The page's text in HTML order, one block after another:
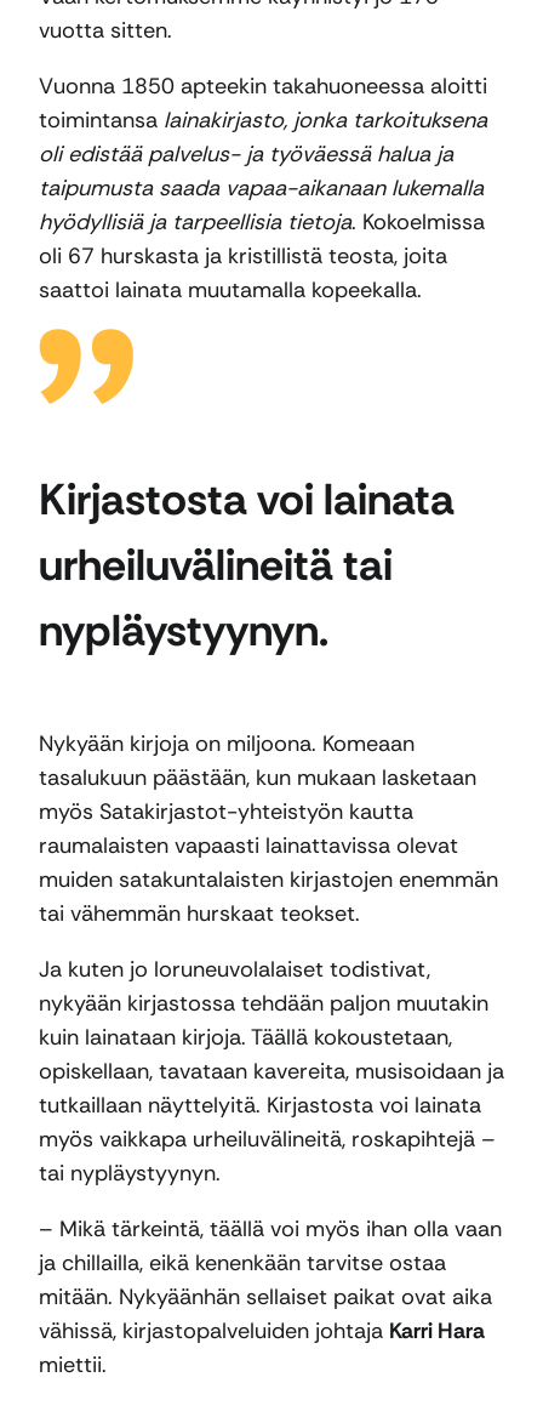
vuotta sitten.
Vuonna 1850 apteekin takahuoneessa aloitti
toimintansa lainakirjasto, jonka tarkoituksena
oli edistää palvelus- ja työväessä halua ja
taipumusta saada vapaa-aikanaan lukemalla
hyödyllisiä ja tarpeellisia tietoja. Kokoelmissa
oli 67 hurskasta ja kristillistä teosta, joita
saattoi lainata muutamalla kopeekalla.
Kirjastosta voi lainata
urheiluvälineitä tai
nypläystyynyn.
Nykyään kirjoja on miljoona. Komeaan
tasalukuun päästään, kun mukaan lasketaan
myös Satakirjastot-yhteistyön kautta
raumalaisten vapaasti lainattavissa olevat
muiden satakuntalaisten kirjastojen enemmän
tai vähemmän hurskaat teokset.
Ja kuten jo loruneuvolalaiset todistivat,
nykyään kirjastossa tehdään paljon muutakin
kuin lainataan kirjoja. Täällä kokoustetaan,
opiskellaan, tavataan kavereita, musisoidaan ja
tutkaillaan näyttelyitä. Kirjastosta voi lainata
myös vaikkapa urheiluvälineitä, roskapihtejä –
tai nypläystyynyn.
– Mikä tärkeintä, täällä voi myös ihan olla vaan
ja chillailla, eikä kenenkään tarvitse ostaa
mitään. Nykyäänhän sellaiset paikat ovat aika
vähissä, kirjastopalveluiden johtaja Karri Hara
miettii.